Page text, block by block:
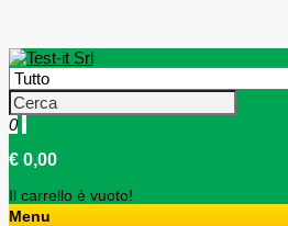
0
€ 0,00
Il carrello è vuoto!
Menu